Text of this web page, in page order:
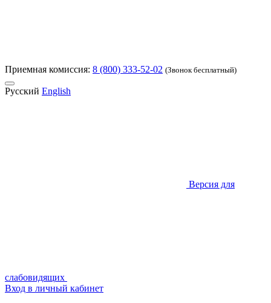
Приемная комиссия: 8 (800) 333-52-02 (Звонок бесплатный)
Русский English
Версия для
слабовидящих
Вход в личный кабинет